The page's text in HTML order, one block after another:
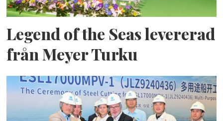
Legend of the Seas levererad
från Meyer Turku